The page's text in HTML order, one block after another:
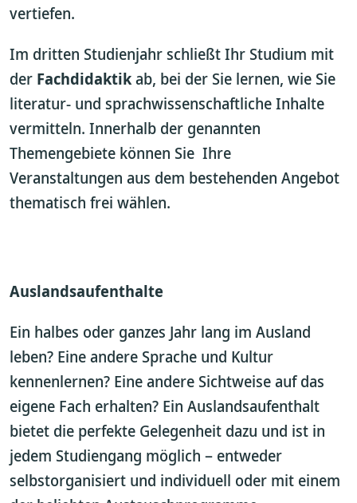
vertiefen.
Im dritten Studienjahr schließt Ihr Studium mit
der Fachdidaktikab, bei der Sie lernen, wie Sie
literatur- und sprachwissenschaftliche Inhalte
vermitteln. Innerhalb der genannten
Themengebiete können Sie Ihre
Veranstaltungen aus dem bestehenden Angebot
thematisch frei wählen.
Auslandsaufenthalte
Ein halbes oder ganzes Jahr lang im Ausland
leben? Eine andere Sprache und Kultur
kennenlernen? Eine andere Sichtweise auf das
eigene Fach erhalten? Ein Auslandsaufenthalt
bietet die perfekte Gelegenheit dazu und ist in
jedem Studiengang möglich – entweder
selbstorganisiert und individuell oder mit einem